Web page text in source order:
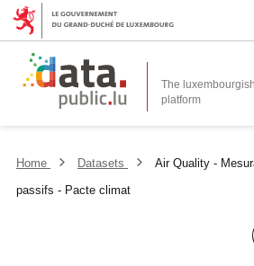
The
platform
Home Datasets
Air Quality -
passifs - Pacte climat